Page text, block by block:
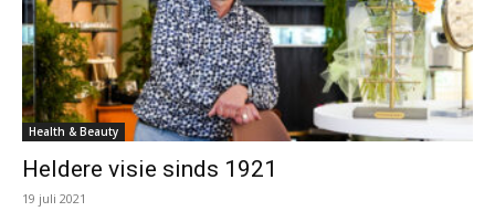
Health & Beauty
Heldere visie sinds 1921
19 juli 2021